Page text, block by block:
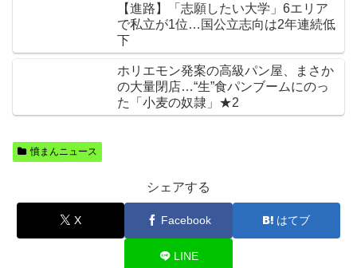
【進路】「志願したい大学」6エリア
で私立が1位…国公立志向は2年連続低
下
ホリエモン発案の高級パン屋、まさか
の大量閉店…“生”食パンブームにのっ
た「小麦の奴隷」★2
憤まんニュース
シェアする
X Facebook はてブ
LINE